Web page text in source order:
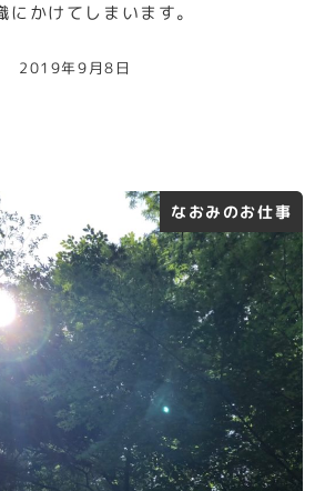
かけてしまいます。
2019年9月8日
なおみのお仕事